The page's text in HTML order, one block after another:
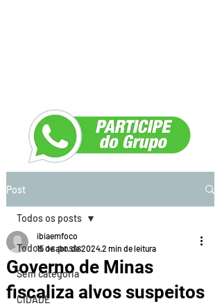
Post
Todos os posts
Sem categoria
CIDADE
Todos os posts
Governo de Minas
fiscaliza alvos suspeitos
ibiaemfoco
15 de abr. de 20242 min de leitura